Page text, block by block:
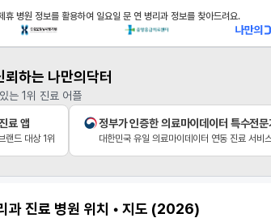
휴 병원 정보를 활용하여 일요일 문 연 병리과 정보를 찾아드려요.
하는 나만의닥터
는 1위 진료 어플
료 앱
드 대상 1위
정부가 인증한 의료마이데이터 특수전
대한민국 유일 의료마이데이터 연동 진료 서비
과 진료 병원 위치 • 지도 (2026)